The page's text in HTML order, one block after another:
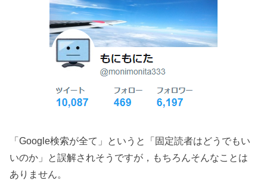
「Google検索が全て」というと「固定読者はどうでもい
いのか」と誤解されそうですが，もちろんそんなことは
ありません。